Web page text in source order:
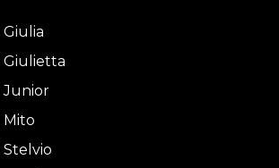
Giulietta
Junior
Mito